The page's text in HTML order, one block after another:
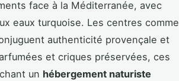
face à la Méditerranée, avec
eaux turquoise. Les centres comme
authenticité provençale et
et criques préservées, ces
un hébergement naturiste